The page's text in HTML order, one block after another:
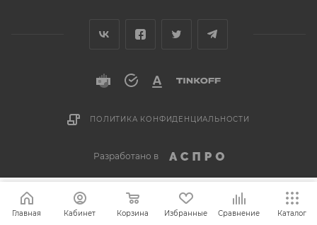
ПОЛИТИКА КОНФИДЕНЦИАЛЬНОСТИ
Разработано в
Главная Кабинет Корзина Избранные Сравнение Каталог